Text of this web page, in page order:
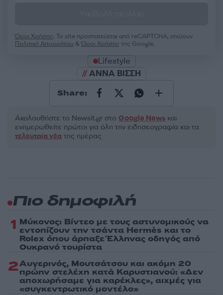
Όροι Χρήσης. Το site προστατεύεται από reCAPTCHA, ισχύουν
Πολιτική Απορρήτου &Όροι Χρήσης της Google.
Lifestyle
ΑΝΝΑ ΒΙΣΣΗ
Share:
Ακολουθήστε το Νewsit.gr στο Google News και
ενημερωθείτε πρώτοι για όλη την ειδησεογραφία και τα
τελευταία νέα της ημέρας
Πιο δημοφιλή
1 Μύκονος: Βίντεο με τους αστυνομικούς να
εντοπίζουν την τσάντα Hermès και το
Rolex όπου άρπαξε Έλληνας οδηγός από
Ουκρανό τουρίστα
2Αυγερινός, Μουτσάτσου και ακόμη 20
πρώην στελέχη κατά Καρυστιανού: «Δεν
αποχωρήσαμε για καρέκλες», αιχμές για
«συγκεντρωτικό μοντέλο»